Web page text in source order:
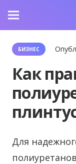
БИЗНЕС
Как
Для